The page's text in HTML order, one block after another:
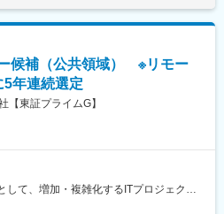
社員が講義ををいます。
新の治験情報や振り返りを行い、スキル
。
ーフレックスタイム制度を導入し（原
帰実績はほぼ100％となっております。
500万円（手当込・残業代別）■入社7年
当込・残業代別）賃金はあくまでも目
表記です。
候補（公共領域） ※リモー
5年連続選定
【東証プライムG】
して、増加・複雑化するITプロジェクト